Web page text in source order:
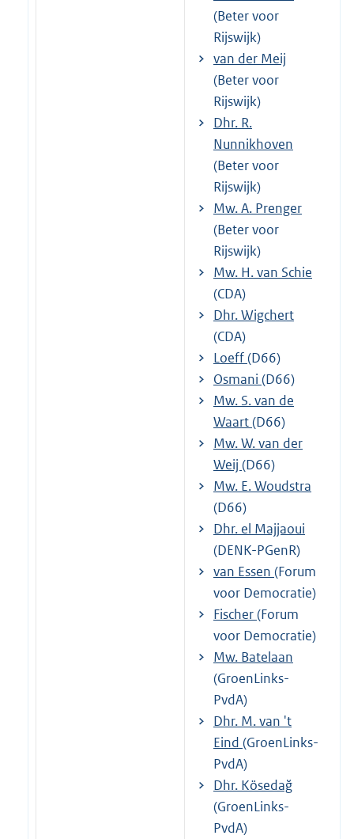
(Beter voor
Rijswijk)
van der Meij
(Beter voor
Rijswijk)
Dhr. R.
Nunnikhoven
(Beter voor
Rijswijk)
Mw. A. Prenger
(Beter voor
Rijswijk)
Mw. H. van Schie
(CDA)
Dhr. Wigchert
(CDA)
Loeff(D66)
Osmani (D66)
Mw. S. van de
Waart(D66)
Mw. W. van der
Weij (D66)
Mw. E. Woudstra
(D66)
Dhr. el Majjaoui
(DENK-PGenR)
van Essen (Forum
voor Democratie)
Fischer(Forum
voor Democratie)
Mw. Batelaan
(GroenLinks-
PvdA)
Dhr. M. van 't
Eind (GroenLinks-
PvdA)
Dhr. Kösedağ
(GroenLinks-
PvdA)